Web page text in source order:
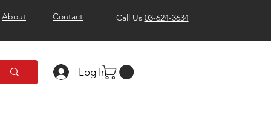
About Contact Call Us 03-624-3634
Log In